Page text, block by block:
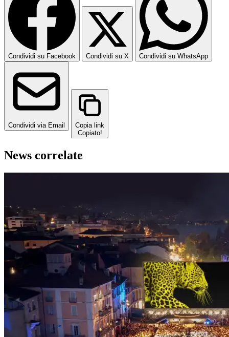
Condividi su Facebook Condividi su X Condividi su WhatsApp
Condividi via Email
Copia link
Copiato!
News correlate